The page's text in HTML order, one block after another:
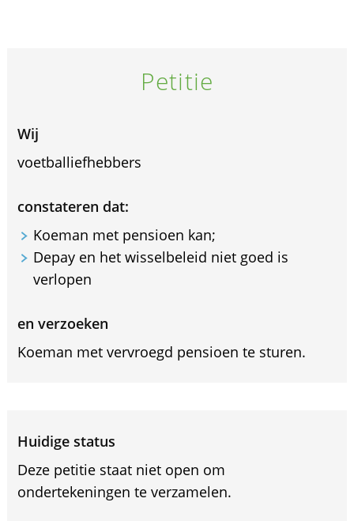
Petitie
Wij
voetballiefhebbers
constateren dat:
Koeman met pensioen kan;
Depay en het wisselbeleid niet goed is
verlopen
en verzoeken
Koeman met vervroegd pensioen te sturen.
Huidige status
Deze petitie staat niet open om
ondertekeningen te verzamelen.